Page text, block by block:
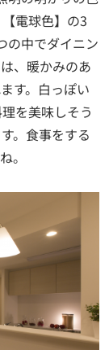
電球色】の3
の中でダイニン
、暖かみのあ
す。白っぽい
を美味しそう
。食事をする
。